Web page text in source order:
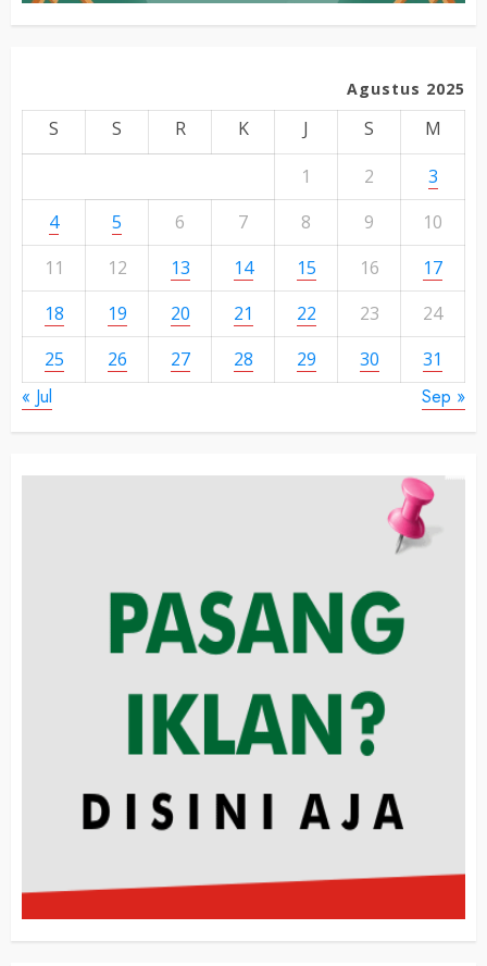
Agustus 2025
S S R K J S
M
1
2
3
4
5 6 7 8 9
10
11
12 13 14 15 16
17
18
19 20 21 22 23
24
25
26 27 28 29 30 31
« Jul Sep »